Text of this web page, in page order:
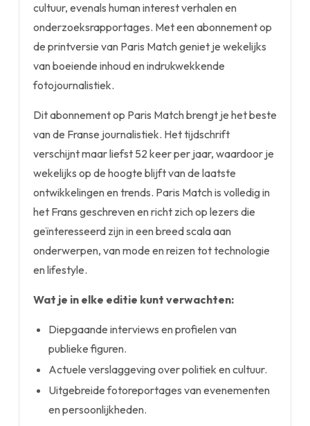
cultuur, evenals human interest verhalen en
onderzoeksrapportages. Met een abonnement op
de printversie van Paris Match geniet je wekelijks
van boeiende inhoud en indrukwekkende
fotojournalistiek.
Dit abonnement op Paris Match brengt je het beste
van de Franse journalistiek. Het tijdschrift
verschijnt maar liefst 52 keer per jaar, waardoor je
wekelijks op de hoogte blijft van de laatste
ontwikkelingen en trends. Paris Match is volledig in
het Frans geschreven en richt zich op lezers die
geïnteresseerd zijn in een breed scala aan
onderwerpen, van mode en reizen tot technologie
en lifestyle.
Wat je in elke editie kunt verwachten:
Diepgaande interviews en profielen van
publieke figuren.
Actuele verslaggeving over politiek en cultuur.
Uitgebreide fotoreportages van evenementen
en persoonlijkheden.